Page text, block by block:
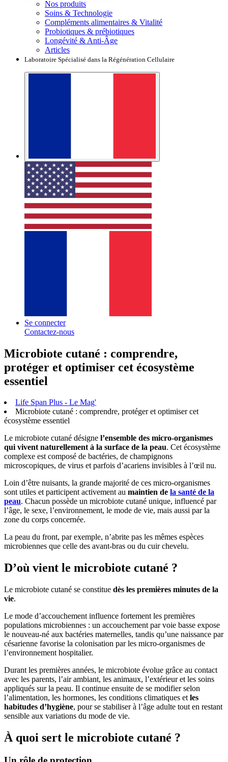
Nos produits
Soins & Technologie
Compléments alimentaires & Vitalité
Probiotiques & prébiotiques
Longévité & Anti-Âge
Articles
Laboratoire Spécialisé dans la Régénération Cellulaire
Se connecter
Contactez-nous
Microbiote cutané : comprendre,
protéger et optimiser cet écosystème
essentiel
Life Span Plus - Le Mag'
Microbiote cutané : comprendre, protéger et optimiser cet
écosystème essentiel
Le microbiote cutané désigne l’ensemble des micro-organismes
qui vivent naturellement à la surface de la peau. Cet écosystème
complexe est composé de bactéries, de champignons
microscopiques, de virus et parfois d’acariens invisibles à l’œil nu.
Loin d’être nuisants, la grande majorité de ces micro-organismes
sont utiles et participent activement au maintien de la santé de la
peau. Chacun possède un microbiote cutané unique, influencé par
l’âge, le sexe, l’environnement, le mode de vie, mais aussi par la
zone du corps concernée.
La peau du front, par exemple, n’abrite pas les mêmes espèces
microbiennes que celle des avant-bras ou du cuir chevelu.
D’où vient le microbiote cutané ?
Le microbiote cutané se constitue dès les premières minutes de la
vie.
Le mode d’accouchement influence fortement les premières
populations microbiennes : un accouchement par voie basse expose
le nouveau-né aux bactéries maternelles, tandis qu’une naissance par
césarienne favorise la colonisation par les micro-organismes de
l’environnement hospitalier.
Durant les premières années, le microbiote évolue grâce au contact
avec les parents, l’air ambiant, les animaux, l’extérieur et les soins
appliqués sur la peau. Il continue ensuite de se modifier selon
l’alimentation, les hormones, les conditions climatiques et les
habitudes d’hygiène, pour se stabiliser à l’âge adulte tout en restant
sensible aux variations du mode de vie.
À quoi sert le microbiote cutané ?